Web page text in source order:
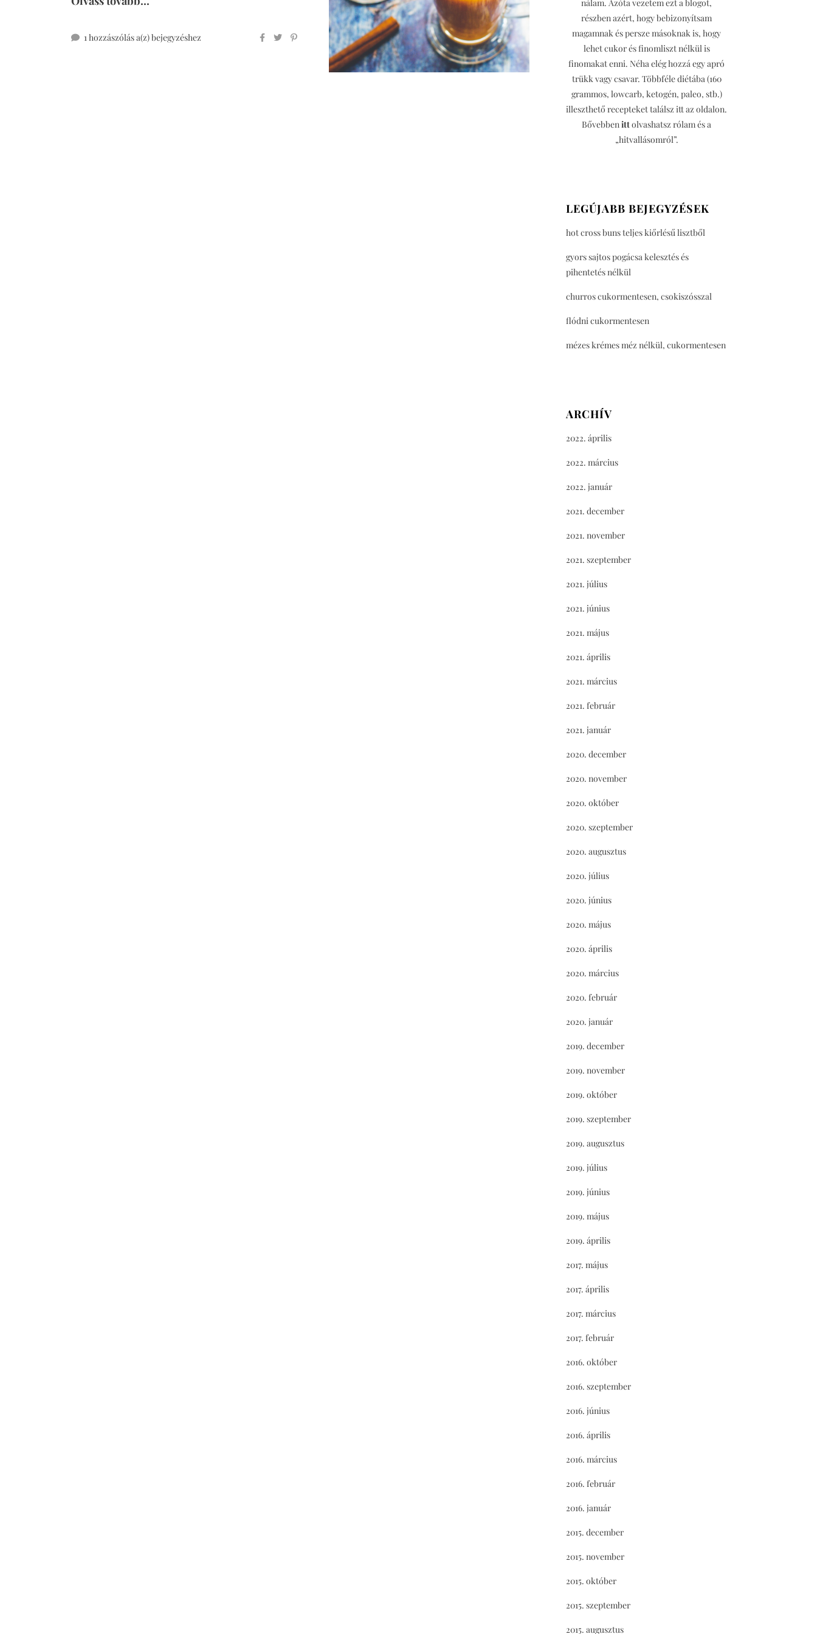
1 hozzászólás a(z)kinderpunsch
bejegyzéshez
nálam. Azóta vezetem ezt a blogot,
részben azért, hogy bebizonyítsam
magamnak és persze másoknak is, hogy
lehet cukor és finomliszt nélkül is
finomakat enni. Néha elég hozzá egy apró
trükk vagy csavar. Többféle diétába (160
grammos, lowcarb, ketogén, paleo, stb.)
illeszthető recepteket találsz itt az oldalon.
Bővebbenittolvashatsz rólam és a
„hitvallásomról”.
LEGÚJABB BEJEGYZÉSEK
hot cross buns teljes kiőrlésű lisztből
gyors sajtos pogácsa kelesztés és
pihentetés nélkül
churros cukormentesen, csokiszósszal
flódni cukormentesen
mézes krémes méz nélkül, cukormentesen
ARCHÍV
2022. április
2022. március
2022. január
2021. december
2021. november
2021. szeptember
2021. július
2021. június
2021. május
2021. április
2021. március
2021. február
2021. január
2020. december
2020. november
2020. október
2020. szeptember
2020. augusztus
2020. július
2020. június
2020. május
2020. április
2020. március
2020. február
2020. január
2019. december
2019. november
2019. október
2019. szeptember
2019. augusztus
2019. július
2019. június
2019. május
2019. április
2017. május
2017. április
2017. március
2017. február
2016. október
2016. szeptember
2016. június
2016. április
2016. március
2016. február
2016. január
2015. december
2015. november
2015. október
2015. szeptember
2015. augusztus